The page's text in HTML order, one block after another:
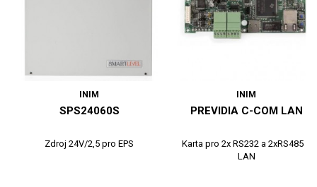
INIM
SPS24060S
Zdroj 24V/2,5 pro EPS
INIM
PREVIDIA C-COM LAN
Karta pro 2x RS232 a 2xRS485 s
LAN